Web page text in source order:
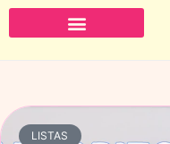
LISTAS